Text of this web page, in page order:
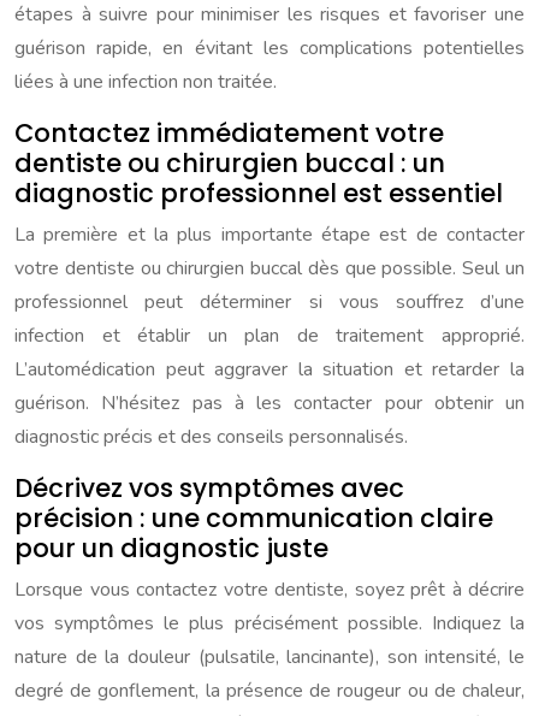
étapes à suivre pour minimiser les risques et favoriser une
guérison rapide, en évitant les complications potentielles
liées à une infection non traitée.
Contactez immédiatement votre
dentiste ou chirurgien buccal : un
diagnostic professionnel est essentiel
La première et la plus importante étape est de contacter
votre dentiste ou chirurgien buccal dès que possible. Seul un
professionnel peut déterminer si vous souffrez d’une
infection et établir un plan de traitement approprié.
L’automédication peut aggraver la situation et retarder la
guérison. N’hésitez pas à les contacter pour obtenir un
diagnostic précis et des conseils personnalisés.
Décrivez vos symptômes avec
précision : une communication claire
pour un diagnostic juste
Lorsque vous contactez votre dentiste, soyez prêt à décrire
vos symptômes le plus précisément possible. Indiquez la
nature de la douleur (pulsatile, lancinante), son intensité, le
degré de gonflement, la présence de rougeur ou de chaleur,